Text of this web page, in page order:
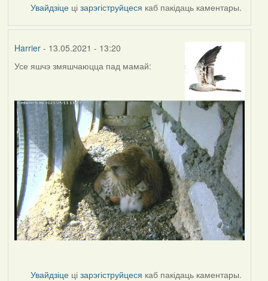
Увайдзіце цізарэгіструйцеся каб пакідаць каментары.
Harrier- 13.05.2021 - 13:20
Усе яшчэ змяшчаюцца пад мамай:
Увайдзіце цізарэгіструйцеся каб пакідаць каментары.